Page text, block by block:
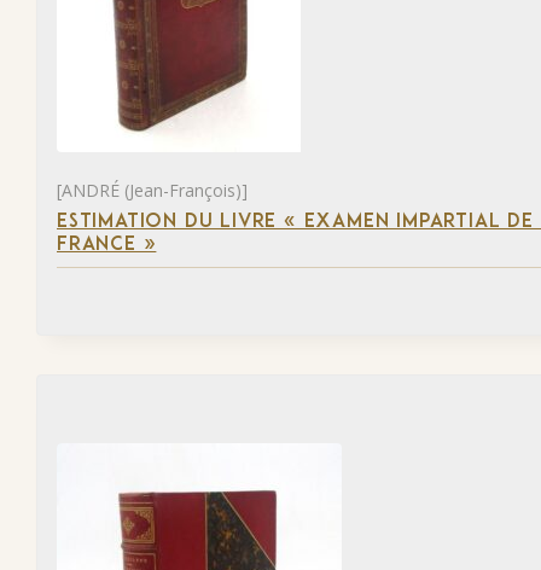
[ANDRÉ (Jean-François)]
ESTIMATION DU LIVRE « EXAMEN IMPARTIAL
FRANCE »